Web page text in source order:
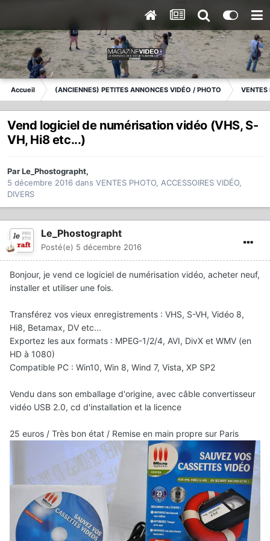
Accueil (ANCIENNES) PETITES ANNONCES VIDÉO / PHOTO VENTES
Vend logiciel de numérisation vidéo (VHS, S-
VH, Hi8 etc...)
ParLe_Phostographt,
5 décembre 2016 dans VENTES PHOTO, ACCESSOIRES VIDÉO,
DIVERS
Le_Phostographt
Posté(e) 5 décembre 2016
Bonjour, je vend ce logiciel de numérisation vidéo, acheter neuf,
installer et utiliser une fois.
Transférez vos vieux enregistrements : VHS, S-VH, Vidéo 8,
Hi8, Betamax, DV etc...
Exportez les aux formats : MPEG-1/2/4, AVI, DivX et WMV (en
HD à 1080)
Compatible PC : Win10, Win 8, Wind 7, Vista, XP SP2
Vendu dans son emballage d'origine, avec câble convertisseur
vidéo USB 2.0, cd d'installation et la licence
25 euros / Très bon état / Remise en main propre sur Paris